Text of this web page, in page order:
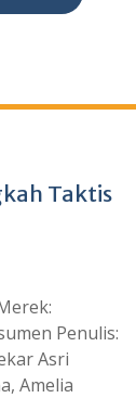
Taktis
Penulis:
Asri
Amelia